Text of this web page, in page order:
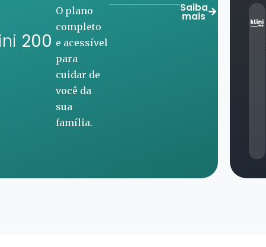
400
Mais
cobertura,
mais rede,
mais
cuidado
para você
e sua
família.
Saiba
mais